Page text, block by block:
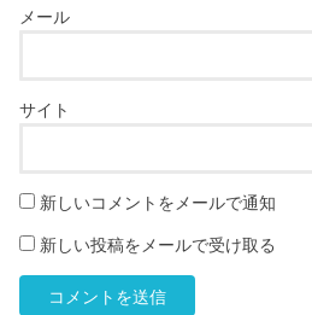
メール
サイト
新しいコメントをメールで通知
新しい投稿をメールで受け取る